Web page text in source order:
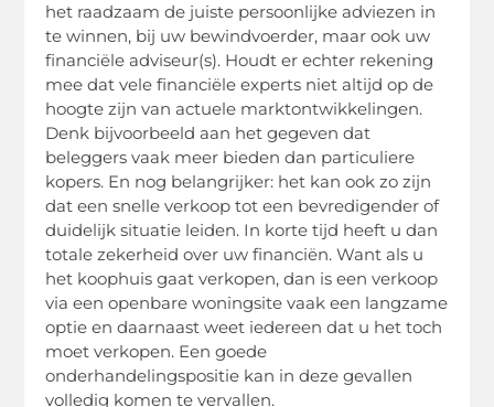
het raadzaam de juiste persoonlijke adviezen in
te winnen, bij uw bewindvoerder, maar ook uw
financiële adviseur(s). Houdt er echter rekening
mee dat vele financiële experts niet altijd op de
hoogte zijn van actuele marktontwikkelingen.
Denk bijvoorbeeld aan het gegeven dat
beleggers vaak meer bieden dan particuliere
kopers. En nog belangrijker: het kan ook zo zijn
dat een snelle verkoop tot een bevredigender of
duidelijk situatie leiden. In korte tijd heeft u dan
totale zekerheid over uw financiën. Want als u
het koophuis gaat verkopen, dan is een verkoop
via een openbare woningsite vaak een langzame
optie en daarnaast weet iedereen dat u het toch
moet verkopen. Een goede
onderhandelingspositie kan in deze gevallen
volledig komen te vervallen.